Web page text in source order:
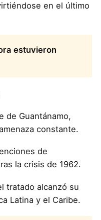
en el último
estuvieron
de Guantánamo,
constante.
de
la crisis de 1962.
tratado alcanzó su
Latina y el Caribe.